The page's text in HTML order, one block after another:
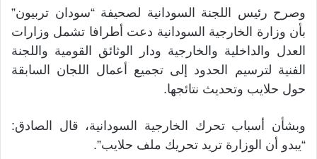
وصرح رئيس اللجنة السودانية لصحيفة “سودان تربيون”
بأن وزارة الخارجية السودانية دعت أطرافا تشمل وزارات
العدل والداخلية والخارجية ودار الوثائق القومية واللجنة
الفنية لترسيم الحدود إلى تجميع أعمال اللجان السابقة
حول حلايب وتحديث نتائجها.
وبشأن أسباب تحرك الخارجية السودانية، قال الصادق:
“يبدو أن الوزارة تريد تحريك ملف حلايب”.